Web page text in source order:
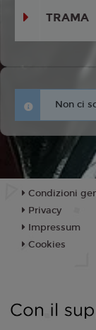
TRAMA
Non ci
Condizioni
Privacy
Impressum
Cookies